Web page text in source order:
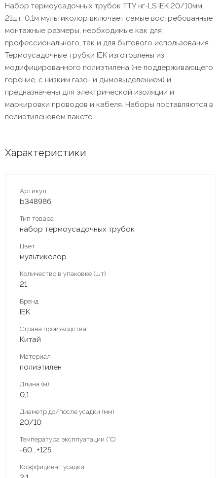
Набор термоусадочных трубок ТТУ нг-LS IEK 20/10мм
21шт. 0,1м мультиколор включает самые востребованные
монтажные размеры, необходимые как для
профессионального, так и для бытового использования.
Термоусадочные трубки IEK изготовлены из
модифицированного полиэтилена (не поддерживающего
горение, с низким газо- и дымовыделением) и
предназначены для электрической изоляции и
маркировки проводов и кабеля. Наборы поставляются в
полиэтиленовом пакете.
Характеристики
Артикул
b348986
Тип товара
набор термоусадочных трубок
Цвет
мультиколор
Количество в упаковке (шт)
21
Бренд
IEK
Страна производства
Китай
Материал
полиэтилен
Длина (м)
0,1
Диаметр до/после усадки (мм)
20/10
Температура эксплуатации (°С)
-60...+125
Коэффициент усадки